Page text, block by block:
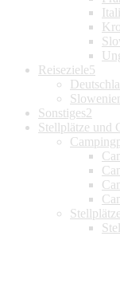
Reiseziele5
Sonstiges2
Stellplätze und